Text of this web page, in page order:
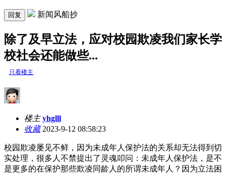
回复 新闻风船抄
除了及早立法，应对校园欺凌我们家长学
校社会还能做些...
只看楼主
楼主 yhglll
收藏2023-9-12 08:58:23
校园欺凌屡见不鲜，因为未成年人保护法的关系却无法得到切
实处理，很多人不禁提出了灵魂叩问：未成年人保护法，是不
是更多的在保护那些欺凌同龄人的所谓未成年人？因为立法困